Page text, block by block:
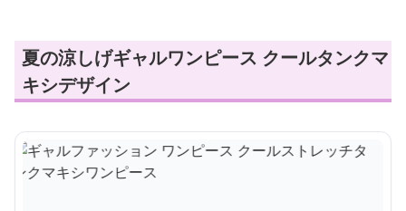
夏の涼しげギャルワンピース クールタンクマ
キシデザイン